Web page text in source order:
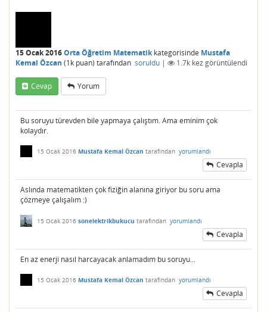
15 Ocak 2016Orta Öğretim Matematikkategorisinde Mustafa
Kemal Özcan (1k puan) tarafından soruldu | 1.7k kez görüntülendi
Cevap Yorum
Bu soruyu türevden bile yapmaya çalıştım. Ama eminim çok
kolaydır.
15 Ocak 2016 Mustafa Kemal Özcan tarafından yorumlandı
Cevapla
Aslında matematikten çok fiziğin alanına giriyor bu soru ama
çözmeye çalışalım :)
15 Ocak 2016 sonelektrikbukucu tarafından yorumlandı
Cevapla
En az enerji nasıl harcayacak anlamadım bu soruyu...
15 Ocak 2016 Mustafa Kemal Özcan tarafından yorumlandı
Cevapla